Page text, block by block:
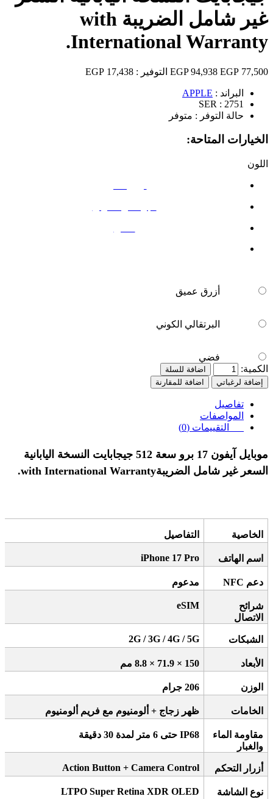
غير شامل الضريبة with
International Warranty.
77,500 EGP
94,938 EGP التوفير : 17,438 EGP
البراند : APPLE
SER : 2751
حالة التوفر : متوفر
الخيارات المتاحة:
اللون
أزرق عميق
البرتقالي الكوني
فضي
الكمية:
اضافة للسلة
إضافة لرغباتي
اضافة للمقارنة
تفاصيل
المواصفات
التقييمات (0)
موبايل آيفون 17 برو سعة 512 جيجابايت النسخة اليابانية
السعر غير شامل الضريبةwith International Warranty
.
الخاصية التفاصيل
اسم الهاتف iPhone 17 Pro
دعم مدعوم
شرائح
الاتصال
eSIM
الشبكات 2G / 3G / 4G / 5G
الأبعاد 150 × 71.9 × 8.8 مم
الوزن 206 جرام
الخامات ظهر زجاج + ألومنيوم مع فريم ألومنيوم
مقاومة الماء
والغبار
IP68 حتى 6 متر لمدة 30 دقيقة
أزرار التحكم Action Button + Camera Control
نوع الشاشة LTPO Super Retina XDR OLED